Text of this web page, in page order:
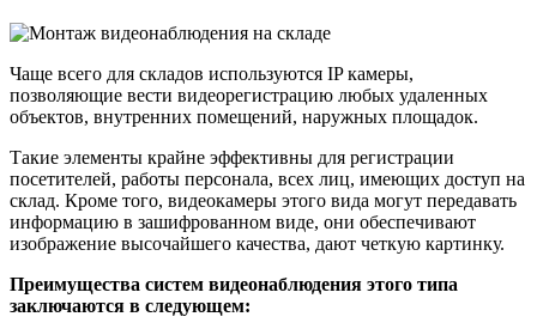
Чаще всего для складов используются IP камеры,
позволяющие вести видеорегистрацию любых удаленных
объектов, внутренних помещений, наружных площадок.
Такие элементы крайне эффективны для регистрации
посетителей, работы персонала, всех лиц, имеющих доступ на
склад. Кроме того, видеокамеры этого вида могут передавать
информацию в зашифрованном виде, они обеспечивают
изображение высочайшего качества, дают четкую картинку.
Преимущества систем видеонаблюдения этого типа
заключаются в следующем: